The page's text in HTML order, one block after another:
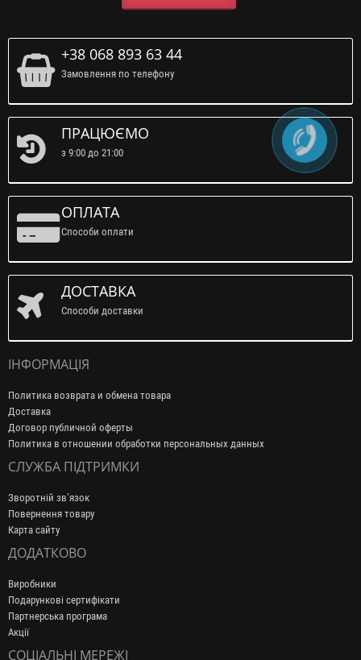
+38 068 893 63 44
Замовлення по телефону
ПРАЦЮЄМО
з 9:00 до 21:00
ОПЛАТА
Способи оплати
ДОСТАВКА
Способи доставки
ІНФОРМАЦІЯ
Политика возврата и обмена товара
Доставка
Договор публичной оферты
Политика в отношении обработки персональных данных
СЛУЖБА ПІДТРИМКИ
Зворотній зв’язок
Повернення товару
Карта сайту
ДОДАТКОВО
Виробники
Подарункові сертифікати
Партнерська програма
Акції
СОЦІАЛЬНІ МЕРЕЖІ